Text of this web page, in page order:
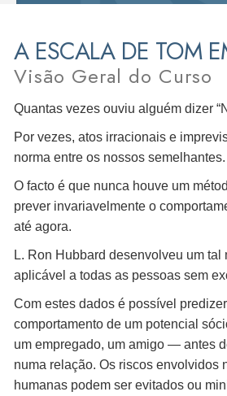
A ESCALA DE TOM
Visão Geral do Curso
Quantas vezes ouviu alguém dizer
Por vezes, atos irracionais e
norma entre os nossos semelhantes.
O facto é que nunca houve um
prever invariavelmente o
até agora.
L. Ron Hubbard desenvolveu um tal
aplicável a todas as pessoas sem
Com estes dados é possível
comportamento de um potencial
um empregado, um amigo — antes
numa relação. Os riscos envolvidos
humanas podem ser evitados ou